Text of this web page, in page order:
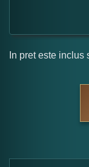
In pret este